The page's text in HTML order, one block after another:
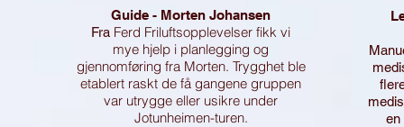
Guide - Morten Johansen
Fra Ferd Friluftsopplevelser fikk vi
mye hjelp i planlegging og
gjennomføring fra Morten. Trygghet ble
etablert raskt de få gangene gruppen
var utrygge eller usikre under
Jotunheimen-turen.
en